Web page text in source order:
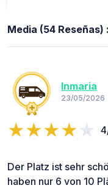
Media (54 Reseñas) :
Inmaria
23/05/2026
Der Platz ist sehr
haben nur 6 von 10